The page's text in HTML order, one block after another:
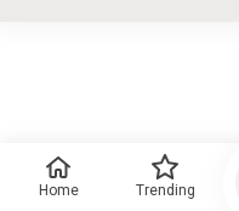
Home Trending